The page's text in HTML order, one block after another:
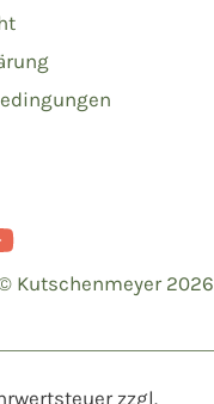
Kutschenmeyer 2026
zzgl.